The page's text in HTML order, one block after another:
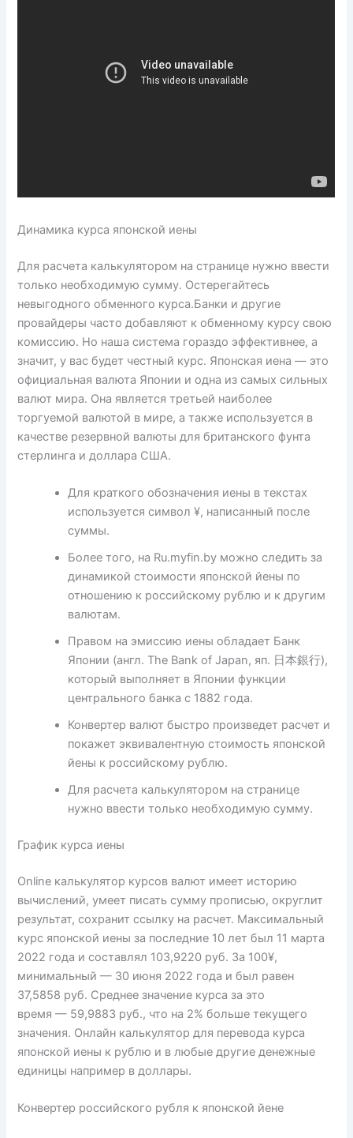
Динамика курса японской иены
Для расчета калькулятором на странице нужно ввести
только необходимую сумму. Остерегайтесь
невыгодного обменного курса.Банки и другие
провайдеры часто добавляют к обменному курсу свою
комиссию. Но наша система гораздо эффективнее, а
значит, у вас будет честный курс. Японская иена — это
официальная валюта Японии и одна из самых сильных
валют мира. Она является третьей наиболее
торгуемой валютой в мире, а также используется в
качестве резервной валюты для британского фунта
стерлинга и доллара США.
Для краткого обозначения иены в текстах
используется символ ¥, написанный после
суммы.
Более того, на Ru.myfin.by можно следить за
динамикой стоимости японской йены по
отношению к российскому рублю и к другим
валютам.
Правом на эмиссию иены обладает Банк
Японии (англ. The Bank of Japan, яп. 日本銀行),
который выполняет в Японии функции
центрального банка с 1882 года.
Конвертер валют быстро произведет расчет и
покажет эквивалентную стоимость японской
йены к российскому рублю.
Для расчета калькулятором на странице
нужно ввести только необходимую сумму.
График курса иены
Online калькулятор курсов валют имеет историю
вычислений, умеет писать сумму прописью, округлит
результат, сохранит ссылку на расчет. Максимальный
курс японской иены за последние 10 лет был 11 марта
2022 года и составлял 103,9220 руб. За 100¥,
минимальный — 30 июня 2022 года и был равен
37,5858 руб. Среднее значение курса за это
время — 59,9883 руб., что на 2% больше текущего
значения. Онлайн калькулятор для перевода курса
японской иены к рублю и в любые другие денежные
единицы например в доллары.
Конвертер российского рубля к японской йене